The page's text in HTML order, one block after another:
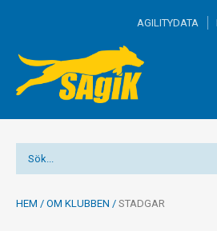
AGILITYDATA
HEM / OM KLUBBEN / STADGAR